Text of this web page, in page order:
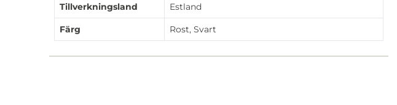
Tillverkningsland Estland
Färg Rost, Svart